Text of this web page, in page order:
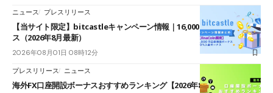
ニュース プレスリリース
【当サイト限定】bitcastleキャンペーン情報｜16,000円口座開設ボーナ
ス（2026年8月最新）
2026年08月01日 08時12分
プレスリリース ニュース
海外FX口座開設ボーナスおすすめランキング【2026年8月最新】